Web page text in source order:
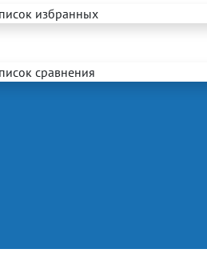
избранных
сравнения